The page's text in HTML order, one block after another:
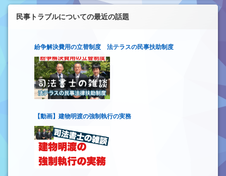
民事トラブルについての最近の話題
紛争解決費用の立替制度 法テラスの民事扶助制度
【動画】建物明渡の強制執行の実務